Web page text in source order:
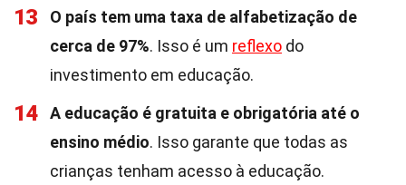
13
O país tem uma taxa de alfabetização de
cerca de 97%. Isso é um reflexo do
investimento em educação.
14
A educação é gratuita e obrigatória até o
ensino médio. Isso garante que todas as
crianças tenham acesso à educação.